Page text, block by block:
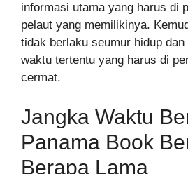
informasi utama yang harus di
pelaut yang memilikinya.
tidak berlaku seumur hidup
waktu tertentu yang harus di
cermat.
Jangka Waktu
Panama Book
Berapa Lama